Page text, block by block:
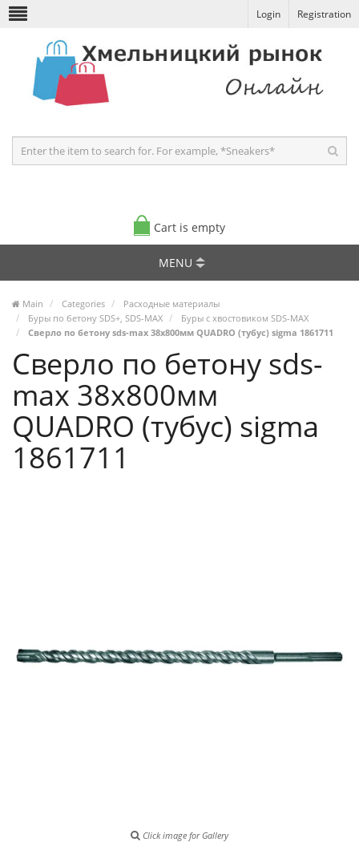
Login Registration
Cart is empty
MENU
Main Categories
Расходные материалы
Буры по бетону SDS+, SDS-MAX
Буры с хвостовиком SDS-MAX
Сверло по бетону sds-max 38х800мм QUADRO (тубус) sigma 1861711
Сверло по бетону sds-
max 38х800мм
QUADRO (тубус) sigma
1861711
Click image for Gallery